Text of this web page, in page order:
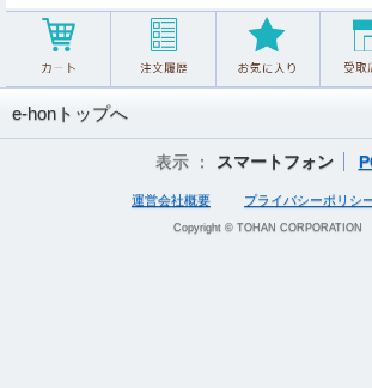
e-honトップへ
表示 ： スマートフォン
運営会社概要 プライバシーポリシ
Copyright © TOHAN CORPORATION